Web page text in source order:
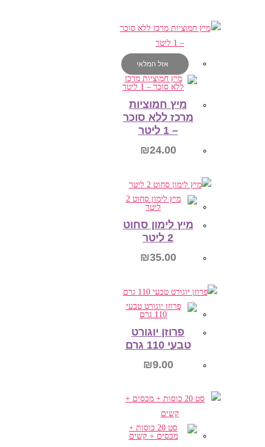
הוספה לסל
אזל המלאי
מיץ חמוציות
מרכז ללא סוכר
– 1 ליטר
₪24.00
מיץ לימון סחוט
2 ליטר
₪35.00
פרוזן יוגורט
טבעי 110 גרם
₪9.00
הוספה לסל